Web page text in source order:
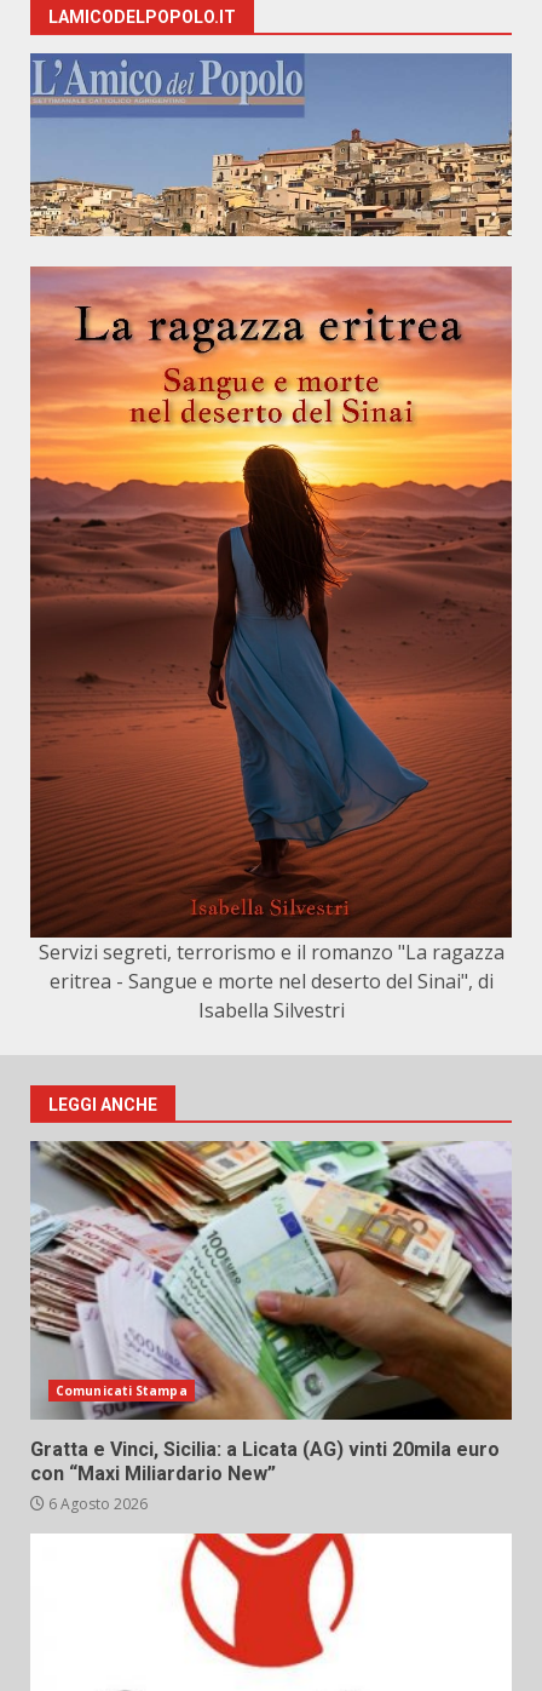
LAMICODELPOPOLO.IT
Servizi segreti, terrorismo e il romanzo "La ragazza
eritrea - Sangue e morte nel deserto del Sinai", di
Isabella Silvestri
LEGGI ANCHE
Comunicati Stampa
Gratta e Vinci, Sicilia: a Licata (AG) vinti 20mila euro
con “Maxi Miliardario New”
6 Agosto 2026